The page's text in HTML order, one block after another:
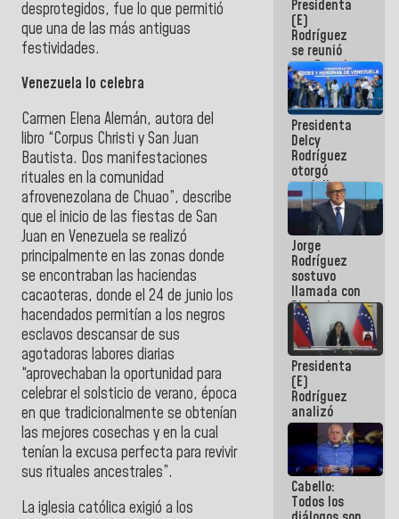
desprotegidos, fue lo que permitió
que una de las más antiguas
festividades.
Venezuela lo celebra
Carmen Elena Alemán, autora del
libro “Corpus Christi y San Juan
Bautista. Dos manifestaciones
rituales en la comunidad
afrovenezolana de Chuao”, describe
que el inicio de las fiestas de San
Juan en Venezuela se realizó
principalmente en las zonas donde
se encontraban las haciendas
cacaoteras, donde el 24 de junio los
hacendados permitían a los negros
esclavos descansar de sus
agotadoras labores diarias
“aprovechaban la oportunidad para
celebrar el solsticio de verano, época
en que tradicionalmente se obtenían
las mejores cosechas y en la cual
tenían la excusa perfecta para revivir
sus rituales ancestrales”.
La iglesia católica exigió a los
Presidenta
(E)
Rodríguez
se reunió
con Estado
Mayor
Eléctrico
para
abordar
planes de
acción
Presidenta
Delcy
Rodríguez
otorgó
medalla
"Héroe de
Venezuela"
a servidores
públicos
Jorge
Rodríguez
sostuvo
llamada con
Dinorah
Figuera y
acuerdan
primer
encuentro
presencial
para el
diálogo
Presidenta
(E)
Rodríguez
analizó
junto a
gobernadores
planes de
recuperación
del Sistema
Eléctrico
Cabello:
Todos los